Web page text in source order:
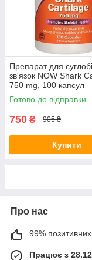
Препарат для
зв'язок NOW Shark
750 mg, 100 капсул
Готово до відправки
750 ₴ 905 ₴
Купити
Про нас
99% позитивних
Працює з